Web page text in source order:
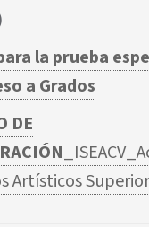
la prueba
a Grados
DE
Artísticos